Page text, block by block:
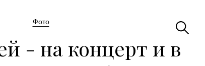
Фото
- на концерт и в